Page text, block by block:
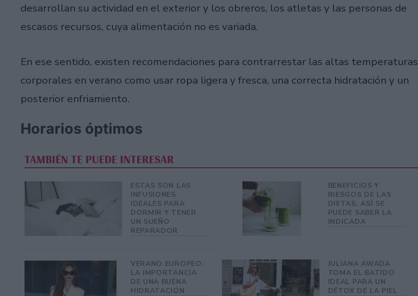
desarrollan su actividad en el exterior y los obreros, los atletas y las personas de
escasos recursos, cuya alimentación no es variada.
En ese sentido, existen recomendaciones para contrarrestar las altas temperaturas
corporales en verano como usar ropa ligera y fresca, una correcta hidratación y un
posterior enfriamiento.
Horarios óptimos
TAMBIÉN TE PUEDE INTERESAR
ESTAS SON LAS
INFUSIONES
IDEALES PARA
DORMIR Y TENER
UN SUEÑO
REPARADOR
BENEFICIOS Y
RIESGOS DE LAS
DIETAS: ASÍ SE
PUEDE SABER LA
INDICADA
VERANO EUROPEO:
LA IMPORTANCIA
DE UNA BUENA
HIDRATACIÓN
JULIANA AWADA
TOMA EL BATIDO
IDEAL PARA UN
DÉTOX DE LA PIEL